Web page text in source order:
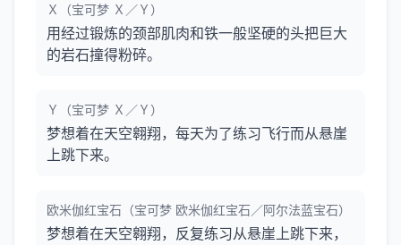
Ｘ（宝可梦 Ｘ／Ｙ）
用经过锻炼的颈部肌肉和铁一般坚硬的头把巨大
的岩石撞得粉碎。
Ｙ（宝可梦 Ｘ／Ｙ）
梦想着在天空翱翔，每天为了练习飞行而从悬崖
上跳下来。
欧米伽红宝石（宝可梦 欧米伽红宝石／阿尔法蓝宝石）
梦想着在天空翱翔，反复练习从悬崖上跳下来，